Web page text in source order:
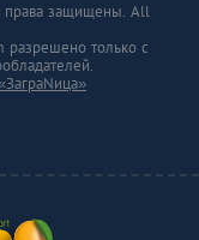
права защищены. All
разрешено только с